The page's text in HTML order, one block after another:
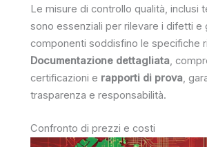
Le misure di controllo qualità, inclusi
sono essenziali per rilevare i difetti e
componenti soddisfino le specifiche
Documentazione dettagliata,
certificazioni e rapporti di prova,
trasparenza e responsabilità.
Confronto di prezzi e costi